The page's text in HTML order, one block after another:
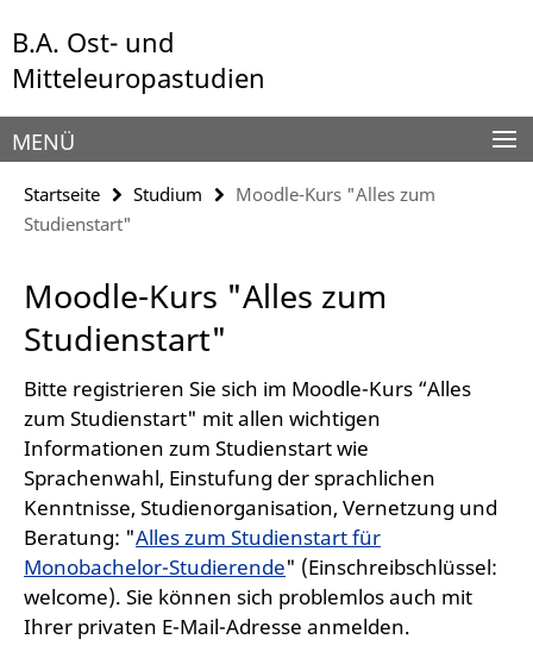
direkt
zu
B.A. Ost- und
Mitteleuropastudien
Service-
Navigation
MENÜ
Startseite Studium
Moodle-Kurs "Alles zum
Studienstart"
Moodle-Kurs "Alles zum
Studienstart"
Bitte registrieren Sie sich im Moodle-Kurs “Alles
zum Studienstart" mit allen wichtigen
Informationen zum Studienstart wie
Sprachenwahl, Einstufung der sprachlichen
Kenntnisse, Studienorganisation, Vernetzung und
Beratung: "Alles zum Studienstart für
Monobachelor-Studierende" (Einschreibschlüssel:
welcome). Sie können sich problemlos auch mit
Ihrer privaten E-Mail-Adresse anmelden.